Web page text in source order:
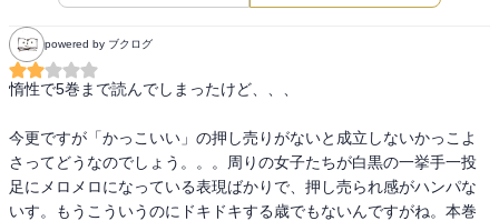
powered by ブクログ
惰性で5巻まで読んでしまったけど、、、
今更ですが「かっこいい」の押し売りがないと成立しないかっこよ
さってどうなのでしょう。。。周りの女子たちが白黒の一挙手一投
足にメロメロになっている表現ばかりで、押し売られ感がハンパな
いす。もうこういうのにドキドキする歳でもないんですがね。本巻